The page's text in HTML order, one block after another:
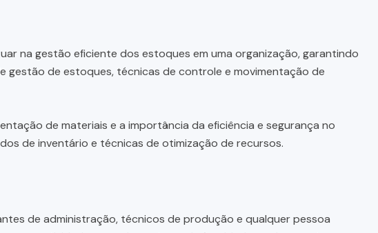
na gestão eficiente dos estoques em uma organização, garantindo
gestão de estoques, técnicas de controle e movimentação de
de materiais e a importância da eficiência e segurança no
de inventário e técnicas de otimização de recursos.
de administração, técnicos de produção e qualquer pessoa